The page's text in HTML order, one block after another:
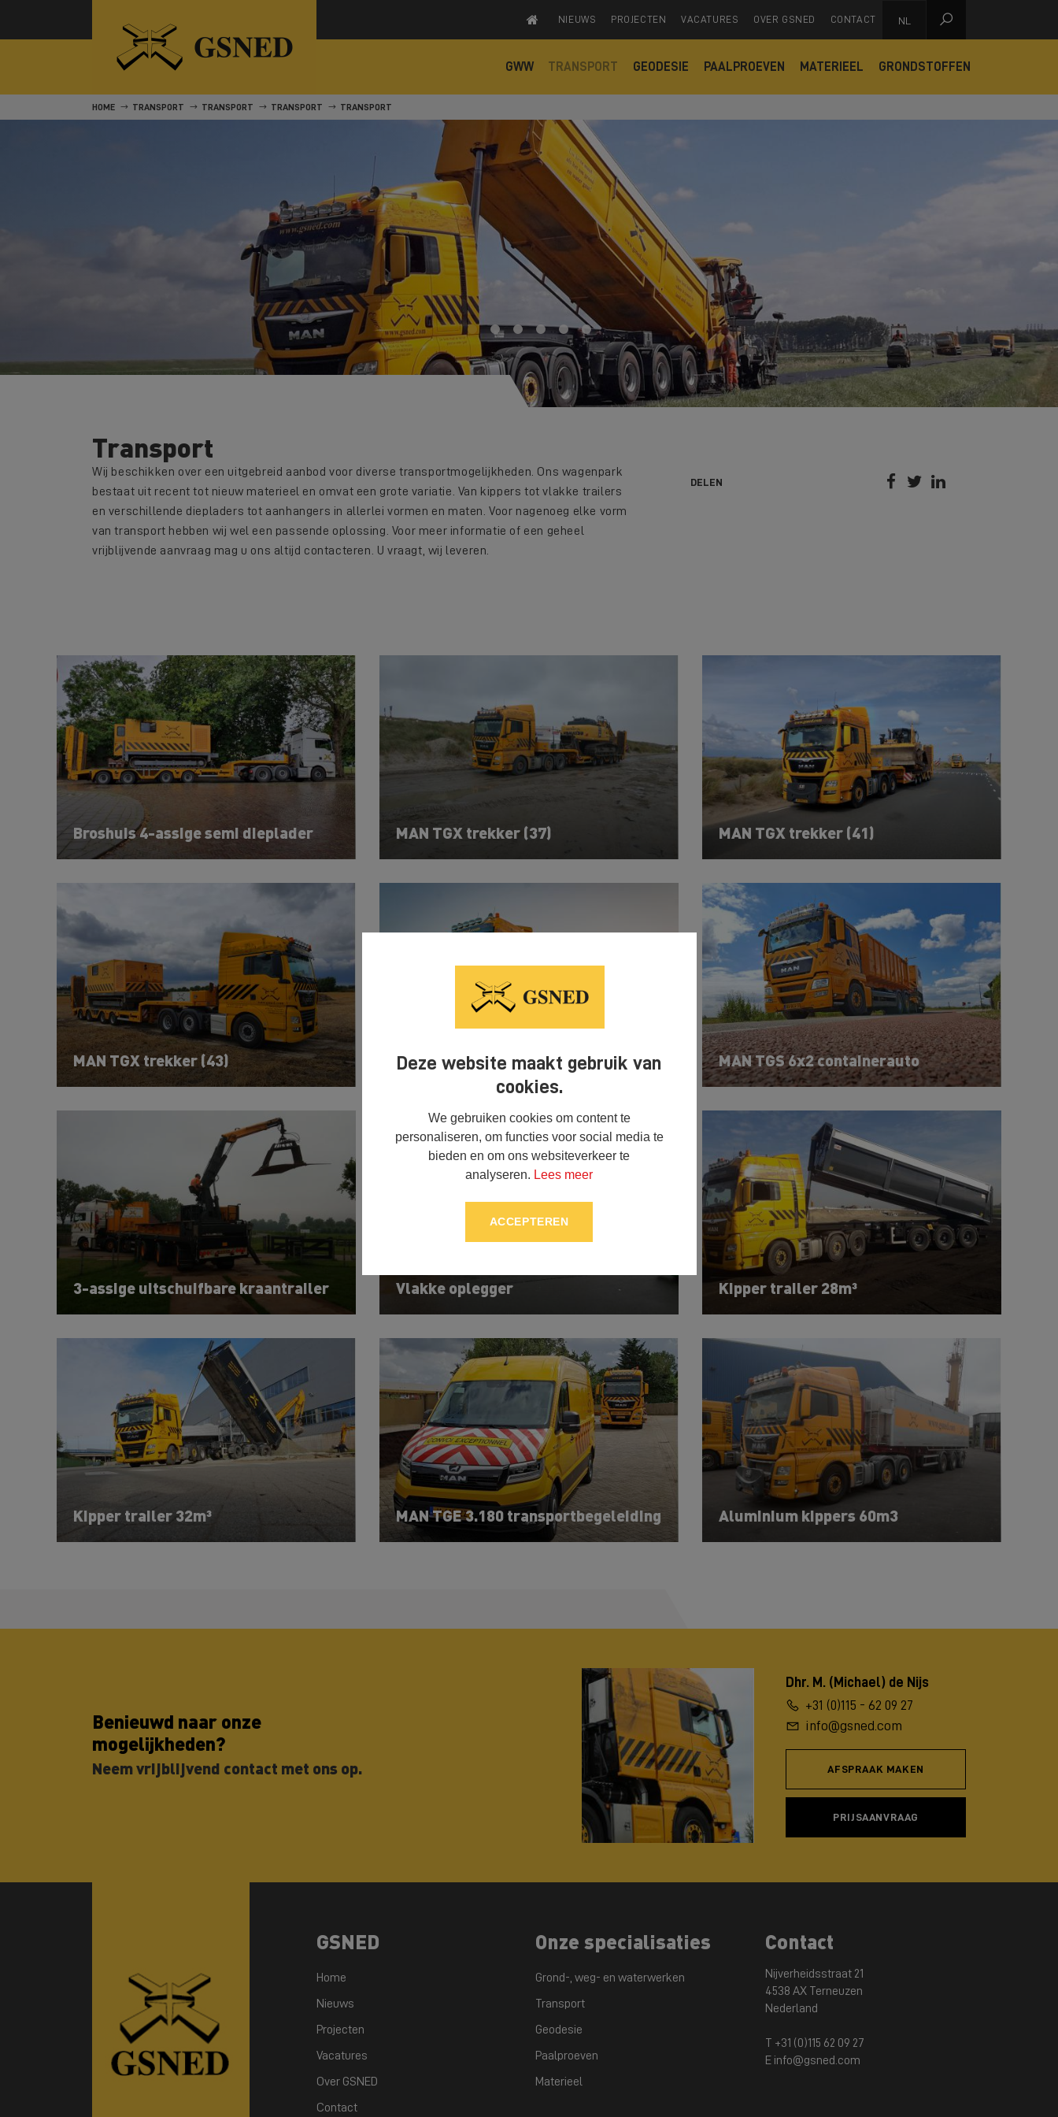
Deze website maakt gebruik van
cookies.
We gebruiken cookies om content te
personaliseren, om functies voor social media te
bieden en om ons websiteverkeer te
analyseren. Lees meer
ACCEPTEREN
NIEUWS PROJECTEN VACATURES OVER GSNED CONTACT NL 
GWW TRANSPORT GEODESIE PAALPROEVEN MATERIEEL GRONDSTOFFEN
HOME TRANSPORT TRANSPORT TRANSPORT TRANSPORT
Transport
Wij beschikken over een uitgebreid aanbod voor diverse transportmogelijkheden. Ons wagenpark
bestaat uit recent tot nieuw materieel en omvat een grote variatie. Van kippers tot vlakke trailers
en verschillende diepladers tot aanhangers in allerlei vormen en maten. Voor nagenoeg elke vorm
van transport hebben wij wel een passende oplossing. Voor meer informatie of een geheel
vrijblijvende aanvraag mag u ons altijd contacteren. U vraagt, wij leveren.
DELEN   
Broshuis 4-assige semi dieplader MAN TGX trekker (37) MAN TGX trekker (41)
MAN TGX trekker (43) MAN TGX trekker (51) MAN TGS 6x2 containerauto
3-assige uitschuifbare kraantrailer Vlakke oplegger Kipper trailer 28m³
Kipper trailer 32m³ MAN TGE 3.180 transportbegeleiding Aluminium kippers 60m3
Benieuwd naar onze
mogelijkheden?
Neem vrijblijvend contact met ons op.
Dhr. M. (Michael) de Nijs
+31 (0)115 - 62 09 27
info@gsned.com
AFSPRAAK MAKEN
PRIJSAANVRAAG
GSNED
Home
Nieuws
Projecten
Vacatures
Over GSNED
Contact
Onze specialisaties
Grond-, weg- en waterwerken
Transport
Geodesie
Paalproeven
Materieel
Contact
Nijverheidsstraat 21
4538 AX Terneuzen
Nederland
T +31 (0)115 62 09 27
E info@gsned.com